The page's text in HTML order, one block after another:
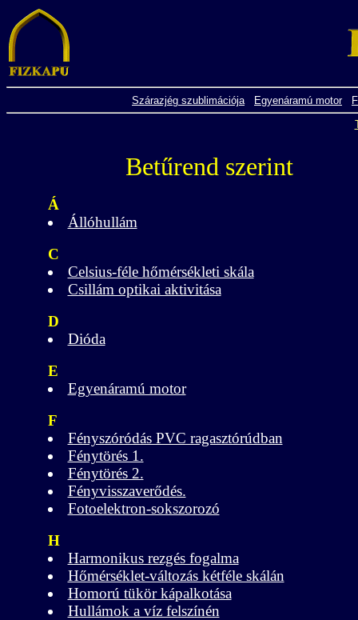
Szárazjég szublimációja Egyenáramú motor
Betűrend szerint
Á
Állóhullám
C
Celsius-féle hőmérsékleti skála
Csillám optikai aktivitása
D
Dióda
E
Egyenáramú motor
F
Fényszóródás PVC ragasztórúdban
Fénytörés 1.
Fénytörés 2.
Fényvisszaverődés.
Fotoelektron-sokszorozó
H
Harmonikus rezgés fogalma
Hőmérséklet-változás kétféle skálán
Homorú tükör kápalkotása
Hullámok a víz felszínén